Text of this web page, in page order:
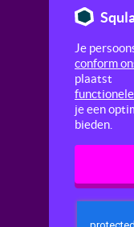
Je
conform
plaatst
je een
bieden.